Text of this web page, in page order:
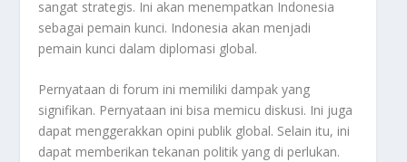
sangat strategis. Ini akan menempatkan Indonesia
sebagai pemain kunci. Indonesia akan menjadi
pemain kunci dalam diplomasi global.
Pernyataan di forum ini memiliki dampak yang
signifikan. Pernyataan ini bisa memicu diskusi. Ini juga
dapat menggerakkan opini publik global. Selain itu, ini
dapat memberikan tekanan politik yang di perlukan.